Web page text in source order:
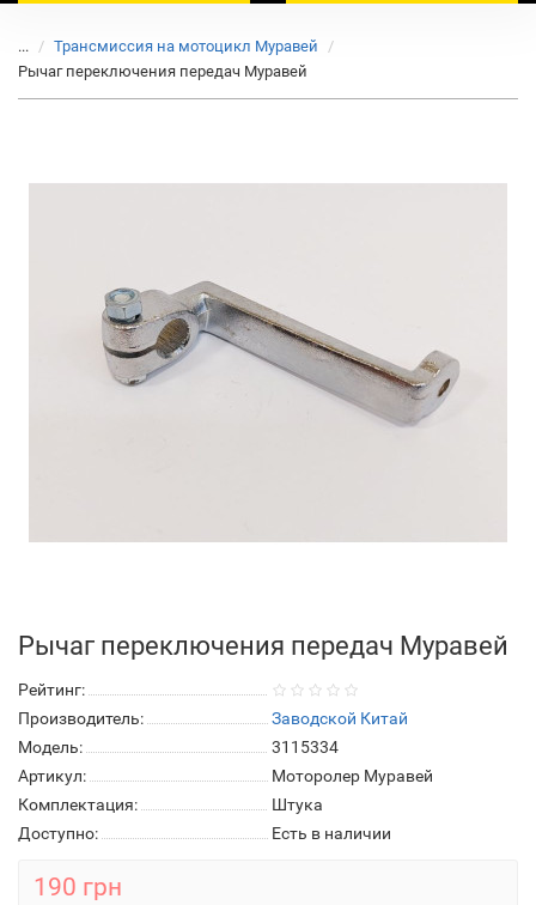
...
Трансмиссия на мотоцикл Муравей
Рычаг переключения передач Муравей
Рычаг переключения передач Муравей
Рейтинг:
Производитель:
Заводской Китай
Модель:
3115334
Артикул:
Моторолер Муравей
Комплектация:
Штука
Доступно:
Есть в наличии
190 грн